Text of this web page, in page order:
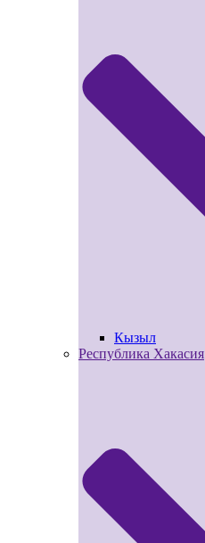
Кызыл
Республика Хакасия